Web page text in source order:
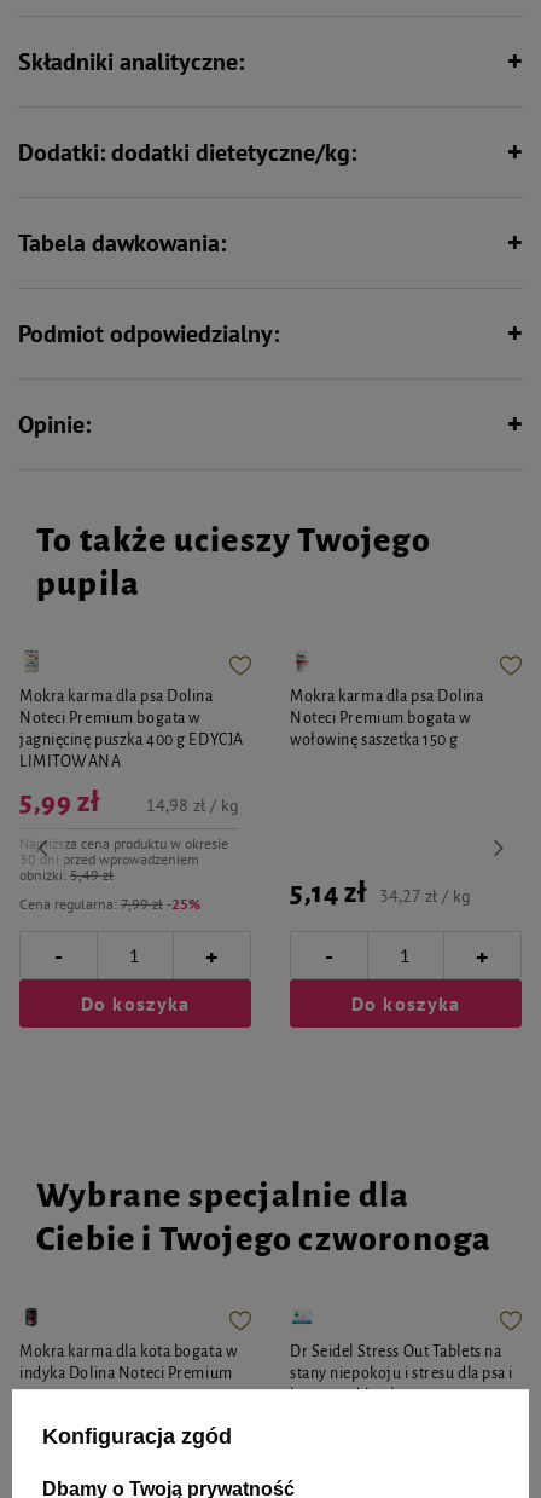
Składniki analityczne:
Dodatki: dodatki dietetyczne/kg:
Tabela dawkowania:
Podmiot odpowiedzialny:
Opinie:
To także ucieszy Twojego
pupila
Mokra karma dla psa Dolina
Noteci Premium bogata w
jagnięcinę puszka 400 g EDYCJA
LIMITOWANA
Cena regularna: 7,99 zł -25%
5,99 zł
Najniższa cena produktu w okresie
30 dni przed wprowadzeniem
obniżki: 5,49 zł
14,98 zł / kg
- +
Do koszyka
Mokra karma dla psa Dolina
Noteci Premium bogata w
wołowinę saszetka 150 g
5,14 zł 34,27 zł / kg
- +
Do koszyka
Wybrane specjalnie dla
Ciebie i Twojego czworonoga
Mokra karma dla kota bogata w
indyka Dolina Noteci Premium
Dr Seidel Stress Out Tablets na
stany niepokoju i stresu dla psa i
kota 10 tabletek
Konfiguracja zgód
Dbamy o Twoją prywatność